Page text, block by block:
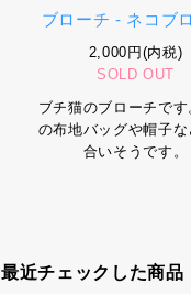
ブローチ - ネコブ
2,000円(内税)
SOLD OUT
ブチ猫のブローチで
の布地バッグや帽子
合いそうです。
最近チェックした商品